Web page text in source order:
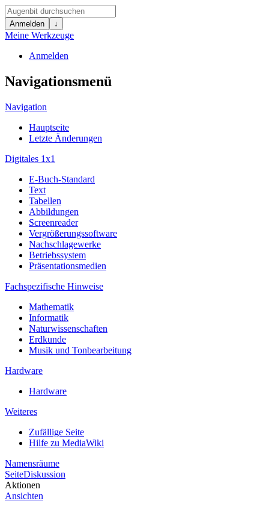
Anmelden ↓
Meine Werkzeuge
Anmelden
Navigationsmenü
Navigation
Hauptseite
Letzte Änderungen
Digitales 1x1
E-Buch-Standard
Text
Tabellen
Abbildungen
Screenreader
Vergrößerungssoftware
Nachschlagewerke
Betriebssystem
Präsentationsmedien
Fachspezifische Hinweise
Mathematik
Informatik
Naturwissenschaften
Erdkunde
Musik und Tonbearbeitung
Hardware
Hardware
Weiteres
Zufällige Seite
Hilfe zu MediaWiki
Namensräume
SeiteDiskussion
Aktionen
Ansichten